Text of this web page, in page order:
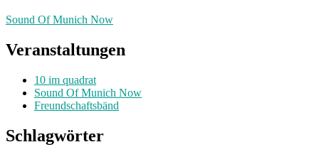
Sound Of Munich Now
Veranstaltungen
10 im quadrat
Sound Of Munich Now
Freundschaftsbänd
Schlagwörter